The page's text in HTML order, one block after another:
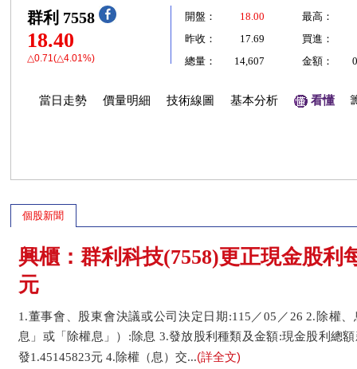
群利 7558
18.40
△0.71(△4.01%)
開盤： 18.00
最高：
昨收：
17.69
買進：
總量：
14,607 金額：
當日走勢 價量明細 技術線圖 基本分析 看懂
個股新聞
興櫃：群利科技(7558)更正現金股利
元
1.董事會、股東會決議或公司決定日期:115／05／26 2.除權
息」或「除權息」）:除息 3.發放股利種類及金額:現金股利總
發1.45145823元 4.除權（息）交...(詳全文)